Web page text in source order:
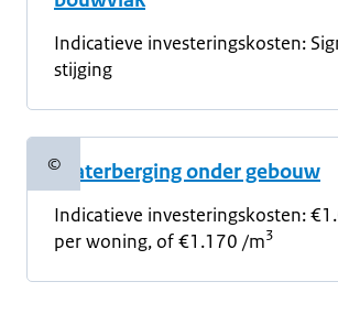
Indicatieve investeringskosten:
stijging
©Copyrightinformatie
Waterberging onder gebouw
Indicatieve investeringskosten:
per woning, of €1.170 /m3